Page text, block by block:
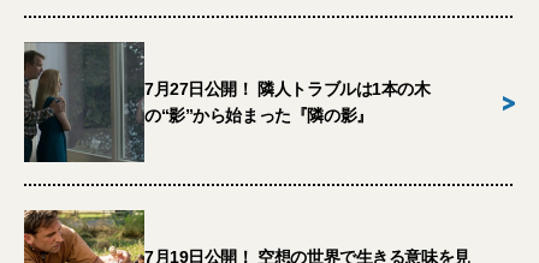
7月27日公開！ 隣人トラブルは1本の木
の“影”から始まった『隣の影』
>
7月19日公開！ 空想の世界で生きる意味を見